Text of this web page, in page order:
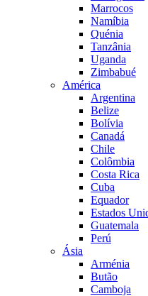
Marrocos
Namíbia
Quénia
Tanzânia
Uganda
Zimbabué
América
Argentina
Belize
Bolívia
Canadá
Chile
Colômbia
Costa Rica
Cuba
Equador
Estados
Guatemala
Perú
Ásia
Arménia
Butão
Camboja